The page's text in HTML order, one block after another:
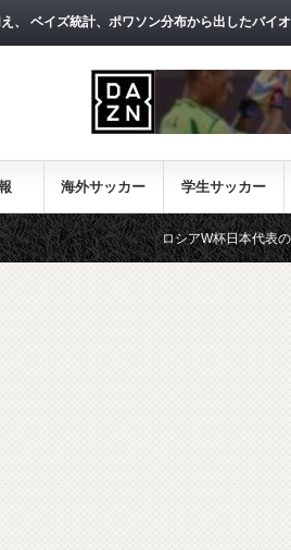
ベイズ統計、ポワソン分布から出したバイオ
海外サッカー 学生サッカー
ロシアW杯日本代表の戦術論（１）